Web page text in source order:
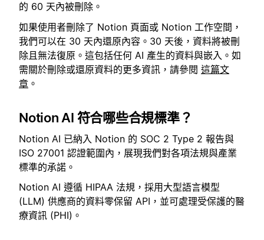
的 60 天內被刪除。
如果使用者刪除了 Notion 頁面或 Notion 工作空間，
我們可以在 30 天內還原內容。30 天後，資料將被刪
除且無法復原。這包括任何 AI 產生的資料與嵌入。如
需關於刪除或還原資料的更多資訊，請參閱 這篇文
章 。
Notion AI 符合哪些合規標準？
Notion AI 已納入 Notion 的 SOC 2 Type 2 報告與
ISO 27001 認證範圍內，展現我們對各項法規與產業
標準的承諾。
Notion AI 遵循 HIPAA 法規，採用大型語言模型
(LLM) 供應商的資料零保留 API，並可處理受保護的醫
療資訊 (PHI)。